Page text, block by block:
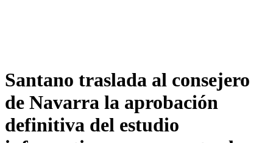
Santano traslada al consejero
de Navarra la aprobación
definitiva del estudio